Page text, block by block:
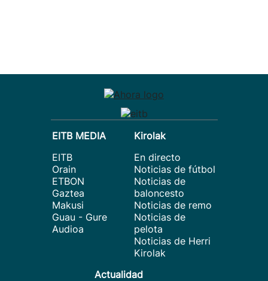
EITB MEDIA
EITB
Orain
ETBON
Gaztea
Makusi
Guau - Gure
Audioa
Kirolak
En directo
Noticias de fútbol
Noticias de
baloncesto
Noticias de remo
Noticias de
pelota
Noticias de Herri
Kirolak
Actualidad